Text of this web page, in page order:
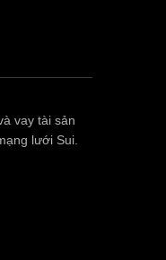
vay tài sản
lưới Sui.